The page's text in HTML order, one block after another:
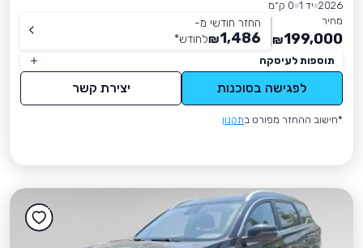
2026 יד 1
0 ק״מ
מחיר
199,000
₪
החזר חודשי מ-
1,486
₪לחודש*
תוספות לעיסקה
לפגישה בסוכנות יצירת קשר
*חישוב ההחזר מפורט בתקנון